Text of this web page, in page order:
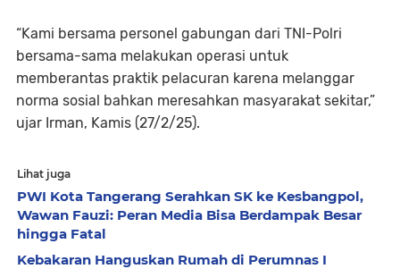
“Kami bersama personel gabungan dari TNI-Polri
bersama-sama melakukan operasi untuk
memberantas praktik pelacuran karena melanggar
norma sosial bahkan meresahkan masyarakat sekitar,”
ujar Irman, Kamis (27/2/25).
Lihat juga
PWI Kota Tangerang Serahkan SK ke Kesbangpol,
Wawan Fauzi: Peran Media Bisa Berdampak Besar
hingga Fatal
Kebakaran Hanguskan Rumah di Perumnas I